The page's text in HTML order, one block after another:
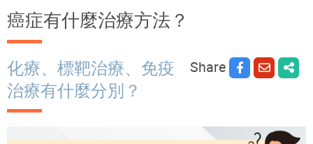
Cherish every moment; love every day.
癌症有什麼治療方法？
Share
化療、標靶治療、免疫
治療有什麼分別？